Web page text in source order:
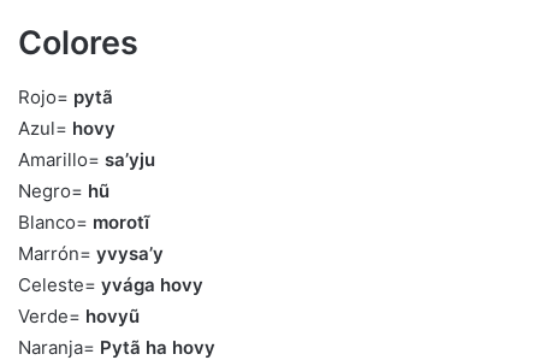
Colores
Rojo= pytã
Azul= hovy
Amarillo= sa’yju
Negro= hũ
Blanco= morotĩ
Marrón= yvysa’y
Celeste= yvága hovy
Verde= hovyũ
Naranja= Pytã ha hovy